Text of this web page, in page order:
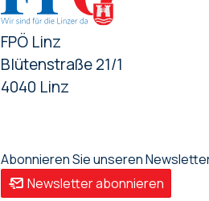
FPÖ Linz
Blütenstraße 21/1
4040 Linz
Abonnieren Sie unseren
Newsletter abonnieren